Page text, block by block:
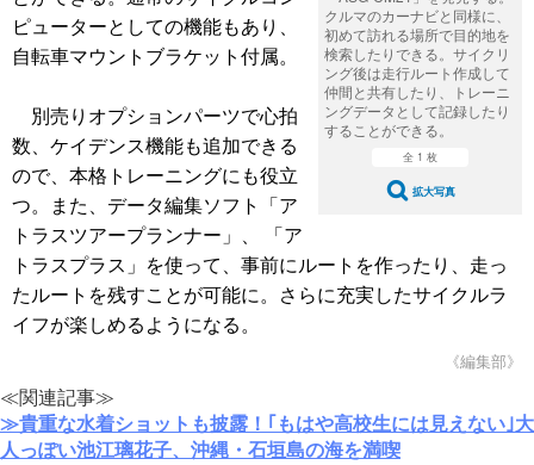
クルマのカーナビと同様に、
初めて訪れる場所で目的地を
検索したりできる。サイクリ
ング後は走行ルート作成して
仲間と共有したり、トレーニ
ングデータとして記録したり
することができる。
全 1 枚
拡大写真
ピューターとしての機能もあり、
自転車マウントブラケット付属。
別売りオプションパーツで心拍
数、ケイデンス機能も追加できる
ので、本格トレーニングにも役立
つ。また、データ編集ソフト「ア
トラスツアープランナー」、 「ア
トラスプラス」を使って、事前にルートを作ったり、走っ
たルートを残すことが可能に。さらに充実したサイクルラ
イフが楽しめるようになる。
《編集部》
≪関連記事≫
≫貴重な水着ショットも披露！｢もはや高校生には見えない｣大
人っぽい池江璃花子、沖縄・石垣島の海を満喫